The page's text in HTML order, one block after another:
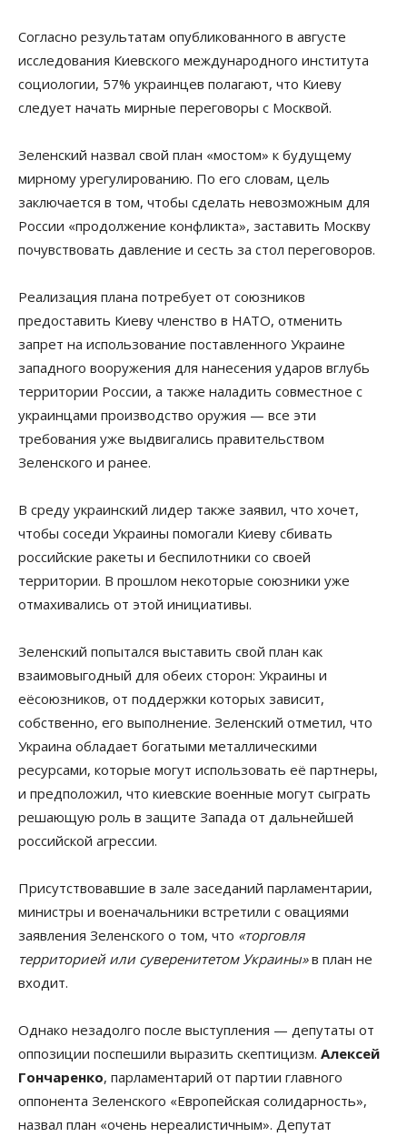
Согласно результатам опубликованного в августе
исследования Киевского международного института
социологии, 57% украинцев полагают, что Киеву
следует начать мирные переговоры с Москвой.
Зеленский назвал свой план «мостом» к будущему
мирному урегулированию. По его словам, цель
заключается в том, чтобы сделать невозможным для
России «продолжение конфликта», заставить Москву
почувствовать давление и сесть за стол переговоров.
Реализация плана потребует от союзников
предоставить Киеву членство в НАТО, отменить
запрет на использование поставленного Украине
западного вооружения для нанесения ударов вглубь
территории России, а также наладить совместное с
украинцами производство оружия — все эти
требования уже выдвигались правительством
Зеленского и ранее.
В среду украинский лидер также заявил, что хочет,
чтобы соседи Украины помогали Киеву сбивать
российские ракеты и беспилотники со своей
территории. В прошлом некоторые союзники уже
отмахивались от этой инициативы.
Зеленский попытался выставить свой план как
взаимовыгодный для обеих сторон: Украины и
еёсоюзников, от поддержки которых зависит,
собственно, его выполнение. Зеленский отметил, что
Украина обладает богатыми металлическими
ресурсами, которые могут использовать её партнеры,
и предположил, что киевские военные могут сыграть
решающую роль в защите Запада от дальнейшей
российской агрессии.
Присутствовавшие в зале заседаний парламентарии,
министры и военачальники встретили с овациями
заявления Зеленского о том, что «торговля
территорией или суверенитетом Украины»в план не
входит.
Однако незадолго после выступления — депутаты от
оппозиции поспешили выразить скептицизм. Алексей
Гончаренко, парламентарий от партии главного
оппонента Зеленского «Европейская солидарность»,
назвал план «очень нереалистичным». Депутат